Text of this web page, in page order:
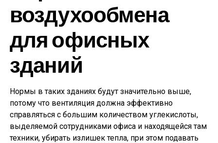
воздухообмена
для офисных
зданий
Нормы в таких зданиях будут значительно выше,
потому что вентиляция должна эффективно
справляться с большим количеством углекислоты,
выделяемой сотрудниками офиса и находящейся там
техники, убирать излишек тепла, при этом подавать